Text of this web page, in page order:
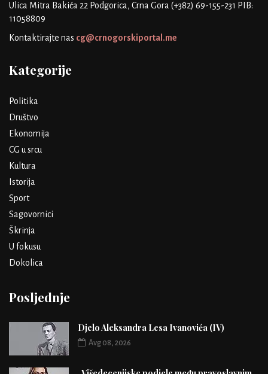
Ulica Mitra Bakića 22 Podgorica, Crna Gora (+382) 69-155-231 PIB:
11058809
Kontaktirajte nas cg@crnogorskiportal.me
Kategorije
Politika
Društvo
Ekonomija
CG u srcu
Kultura
Istorija
Sport
Sagovornici
Škrinja
U fokusu
Dokolica
Posljednje
Djelo Aleksandra Lesa Ivanovića (IV)
Avg 08, 2026